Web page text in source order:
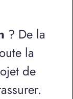
? De la
la
de